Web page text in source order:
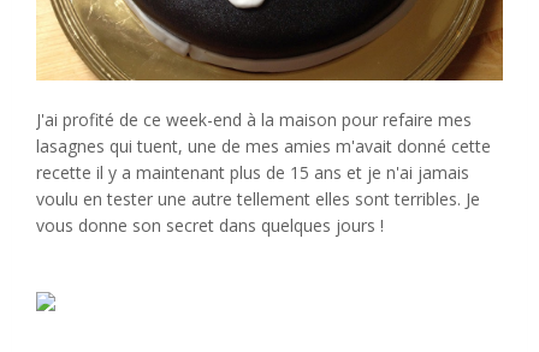
J'ai profité de ce week-end à la maison pour refaire mes
lasagnes qui tuent, une de mes amies m'avait donné cette
recette il y a maintenant plus de 15 ans et je n'ai jamais
voulu en tester une autre tellement elles sont terribles. Je
vous donne son secret dans quelques jours !